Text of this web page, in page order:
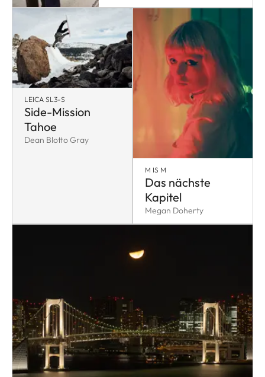
LEICA SL3-S
Side-Mission
Tahoe
Dean Blotto Gray
M IS M
Das nächste
Kapitel
Megan Doherty